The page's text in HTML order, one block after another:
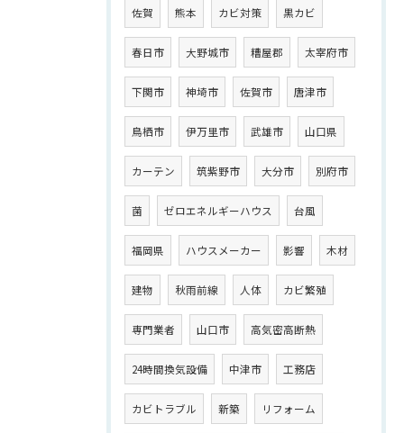
佐賀 熊本 カビ対策 黒カビ
春日市 大野城市 糟屋郡 太宰府市
下関市 神埼市 佐賀市 唐津市
鳥栖市 伊万里市 武雄市 山口県
カーテン 筑紫野市 大分市 別府市
菌 ゼロエネルギーハウス 台風
福岡県 ハウスメーカー 影響 木材
建物 秋雨前線 人体 カビ繁殖
専門業者 山口市 高気密高断熱
24時間換気設備 中津市 工務店
カビトラブル 新築 リフォーム